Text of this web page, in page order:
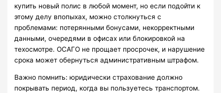
купить новый полис в любой момент, но если подойти к
этому делу впопыхах, можно столкнуться с
проблемами: потерянными бонусами, некорректными
данными, очередями в офисах или блокировкой на
техосмотре. ОСАГО не прощает просрочек, и нарушение
срока может обернуться административным штрафом.
Важно помнить: юридически страхование должно
покрывать период, когда вы пользуетесь транспортом.